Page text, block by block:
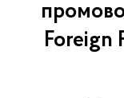
Foreign